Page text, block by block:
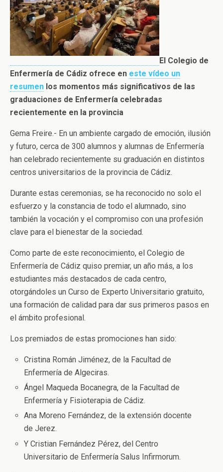
El Colegio de
Enfermería de Cádiz ofrece en este vídeo un
resumen los momentos más significativos de las
graduaciones de Enfermería celebradas
recientemente en la provincia
Gema Freire.- En un ambiente cargado de emoción, ilusión
y futuro, cerca de 300 alumnos y alumnas de Enfermería
han celebrado recientemente su graduación en distintos
centros universitarios de la provincia de Cádiz.
Durante estas ceremonias, se ha reconocido no solo el
esfuerzo y la constancia de todo el alumnado, sino
también la vocación y el compromiso con una profesión
clave para el bienestar de la sociedad.
Como parte de este reconocimiento, el Colegio de
Enfermería de Cádiz quiso premiar, un año más, a los
estudiantes más destacados de cada centro,
otorgándoles un Curso de Experto Universitario gratuito,
una formación de calidad para dar sus primeros pasos en
el ámbito profesional.
Los premiados de estas promociones han sido:
Cristina Román Jiménez, de la Facultad de
Enfermería de Algeciras.
Ángel Maqueda Bocanegra, de la Facultad de
Enfermería y Fisioterapia de Cádiz.
Ana Moreno Fernández, de la extensión docente
de Jerez.
Y Cristian Fernández Pérez, del Centro
Universitario de Enfermería Salus Infirmorum.